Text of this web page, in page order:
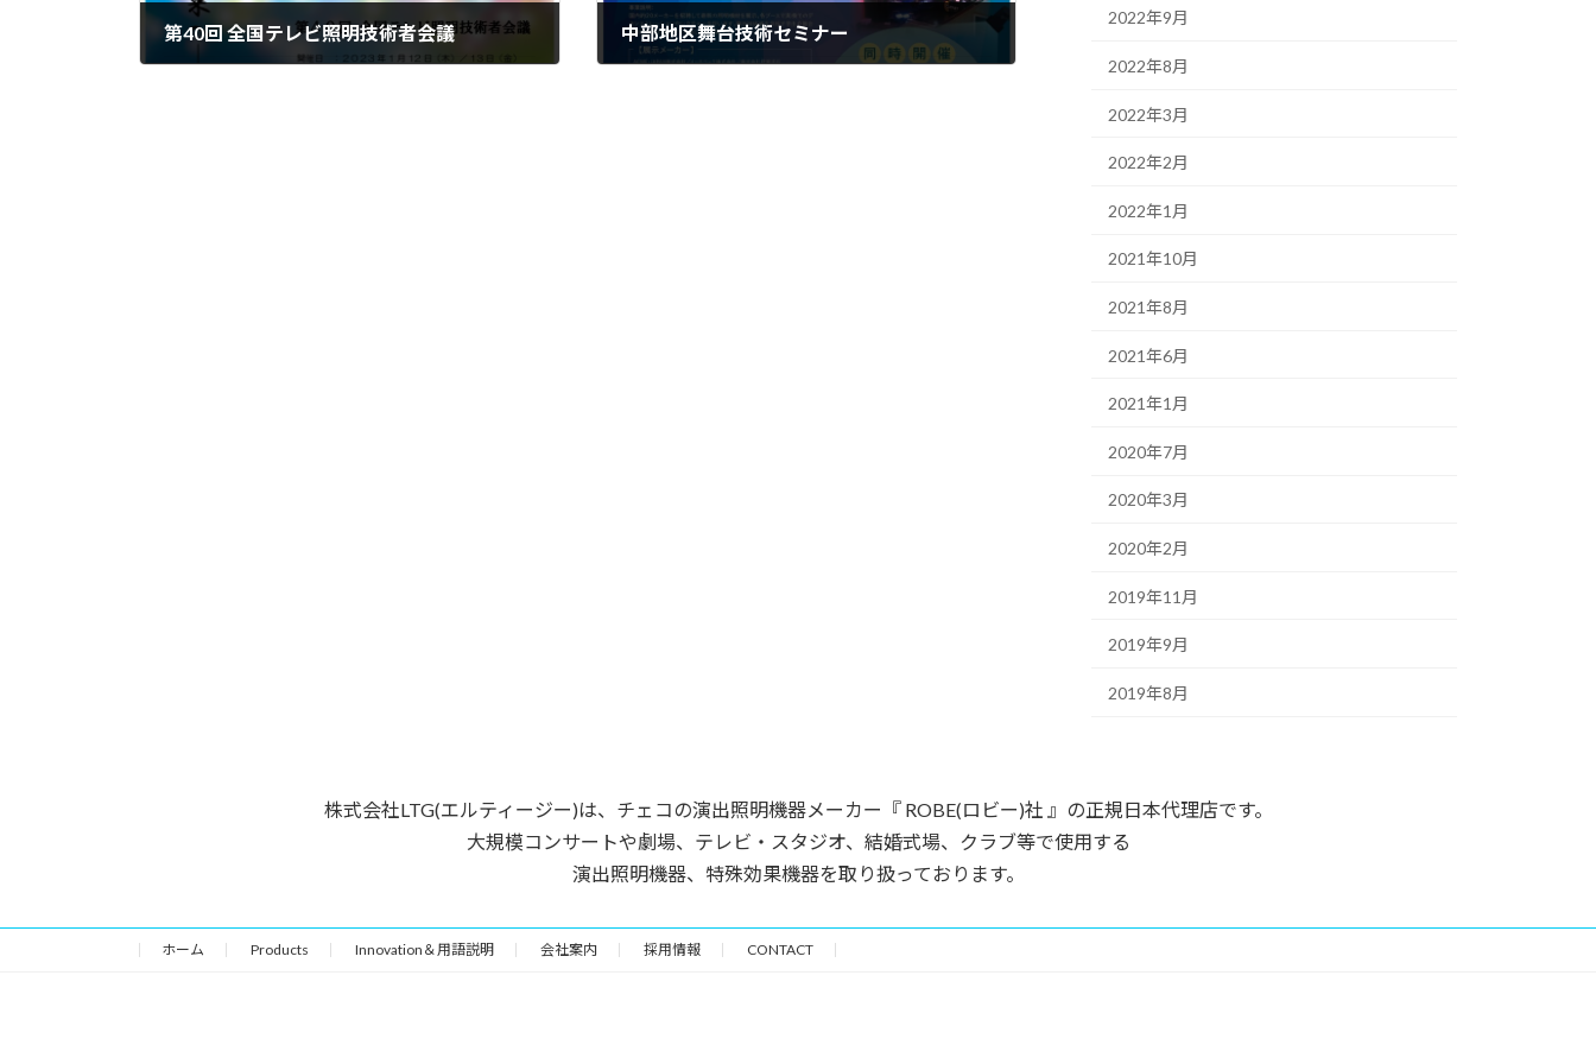
第40回 全国テレビ照明技術者会議 中部地区舞台技術セミナー
2022年9月
2022年8月
2022年3月
2022年2月
2022年1月
2021年10月
2021年8月
2021年6月
2021年1月
2020年7月
2020年3月
2020年2月
2019年11月
2019年9月
2019年8月
株式会社LTG(エルティージー)は、チェコの演出照明機器メーカー『 ROBE(ロビー)社 』の正規日本代理店です。
大規模コンサートや劇場、テレビ・スタジオ、結婚式場、クラブ等で使用する
演出照明機器、特殊効果機器を取り扱っております。
ホーム Products Innovation＆用語説明 会社案内 採用情報 CONTACT